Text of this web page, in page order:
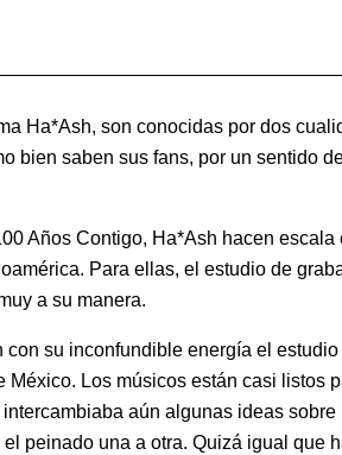
Ha*Ash, son conocidas por dos
bien saben sus fans, por un sentido
Años Contigo, Ha*Ash hacen
Para ellas, el estudio de
a su manera.
su inconfundible energía el
Los músicos están casi listos
aún algunas ideas
peinado una a otra. Quizá igual que